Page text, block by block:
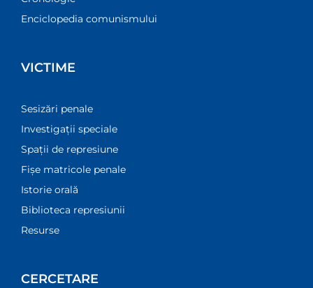
Enciclopedia comunismului
VICTIME
Sesizări penale
Investigații speciale
Spații de represiune
Fișe matricole penale
Istorie orală
Biblioteca represiunii
Resurse
CERCETARE